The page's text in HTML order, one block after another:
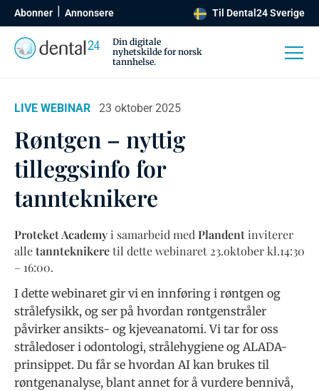
Abonner Annonsere Til Dental24 Sverige
Din digitale
nyhetskilde for norsk
tannhelse.
LIVE WEBINAR 23 oktober 2025
Røntgen – nyttig
tilleggsinfo for
tannteknikere
Proteket Academyi samarbeid med Plandentinviterer
alletannteknikeretil dette webinaret 23.oktober kl.14:30
– 16:00.
I dette webinaret gir vi en innføring i røntgen og
strålefysikk, og ser på hvordan røntgenstråler
påvirker ansikts- og kjeveanatomi. Vi tar for oss
stråledoser i odontologi, strålehygiene og ALADA-
prinsippet. Du får se hvordan AI kan brukes til
røntgenanalyse, blant annet for å vurdere bennivå,